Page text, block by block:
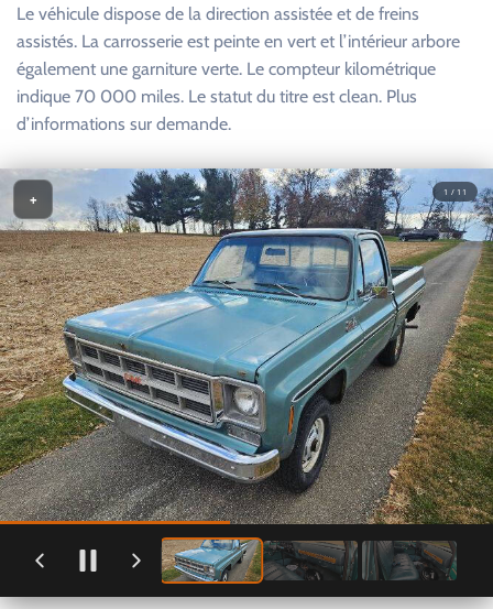
Le véhicule dispose de la direction assistée et de freins
assistés. La carrosserie est peinte en vert et l’intérieur arbore
également une garniture verte. Le compteur kilométrique
indique 70 000 miles. Le statut du titre est clean. Plus
d’informations sur demande.
1 / 11
+